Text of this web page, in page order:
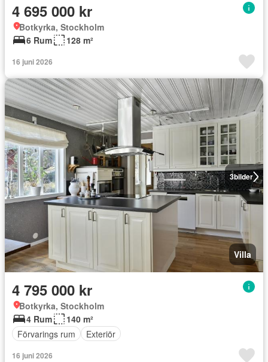
4 695 000 kr
Botkyrka, Stockholm
6 Rum
128 m²
16 juni 2026
3bilder
Villa
4 795 000 kr
Botkyrka, Stockholm
4 Rum
140 m²
Förvarings rum
Exteriör
16 juni 2026